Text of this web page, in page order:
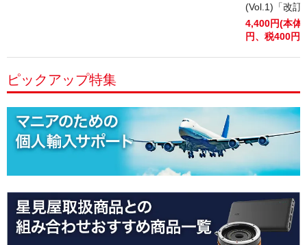
(Vol.1)「改訂
4,400円(本体
円、税400円)
ピックアップ特集